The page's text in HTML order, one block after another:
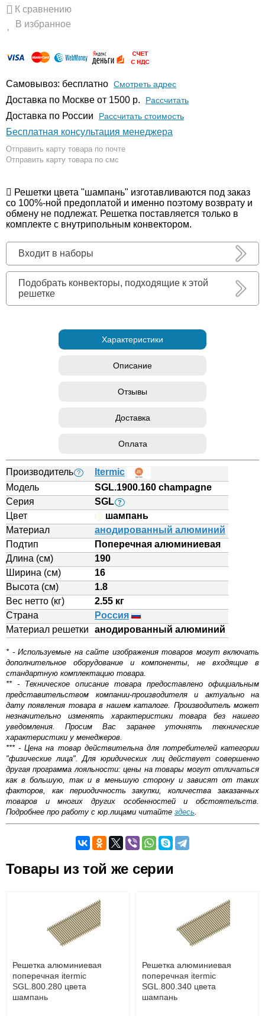
К сравнению
В избранное
Самовывоз: бесплатно Смотреть адрес
Доставка по Москве от 1500 р. Расcчитать
Доставка по России Рассчитать стоимость
Бесплатная консультация менеджера
Отправить карту товара по почте
Отправить карту товара по смс
Решетки цвета "шампань" изготавливаются под заказ
со 100%-ной предоплатой и именно поэтому возврату и
обмену не подлежат. Решетка поставляется только в
комплекте с внутрипольным конвектором.
Входит в наборы
Подобрать конвекторы, подходящие к этой
решетке
Характеристики
Описание
Отзывы
Доставка
Оплата
Производитель ?
Itermic
Модель
SGL.1900.160 champagne
Серия
SGL ?
Цвет
шампань
Материал
анодированный алюминий
Подтип
Поперечная алюминиевая
Длина (см)
190
Ширина (см)
16
Высота (см)
1.8
Вес нетто (кг)
2.55 кг
Страна
Россия
Материал решетки
aнодированный алюминий
* - Используемые на сайте изображения товаров могут включать
дополнительное оборудование и компоненты, не входящие в
стандартную комплектацию товара.
** - Техническое описание товара предоставлено официальным
представительством компании-производителя и актуально на
дату появления товара в нашем каталоге. Производитель может
незначительно изменять характеристики товара без нашего
уведомления. Просим Вас заранее уточнять технические
характеристики у менеджеров.
*** - Цена на товар действительна для потребителей категории
"физические лица". Для юридических лиц действует совершенно
другая программа лояльности: цены на товары могут отличаться
как в большую, так и в меньшую сторону и зависят от таких
факторов, как периодичность закупки, количества заказанных
товаров и многих других особенностей и обстоятельств.
Подробнее про работу с юр.лицами читайте здесь.
Оставьте отзыв
Доставка сантехники по Москве и Московской области
Наличный расчёт
Банковской картой на сайте в режиме реального
времени
Банковской картой при получении товара как при
Интернет-деньгами (Yandex-деньги, Web-money,
Qiwi-кошельки и другие).
Безналичный расчёт (возможно и с НДС)
подробнее...
Товары из той же серии
Решетка алюминиевая
поперечная itermic
SGL.800.280 цвета
шампань
Решетка алюминиевая
поперечная itermic
SGL.800.340 цвета
шампань